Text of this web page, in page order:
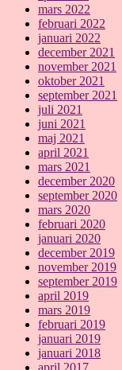
mars 2022
februari 2022
januari 2022
december 2021
november 2021
oktober 2021
september 2021
juli 2021
juni 2021
maj 2021
april 2021
mars 2021
december 2020
september 2020
mars 2020
februari 2020
januari 2020
december 2019
november 2019
september 2019
april 2019
mars 2019
februari 2019
januari 2019
januari 2018
april 2017